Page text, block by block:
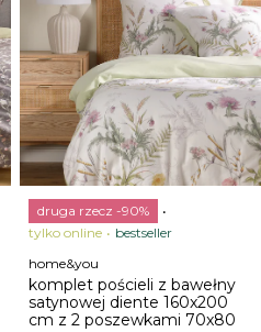
druga rzecz -90%
tylko online
bestseller
home&you
komplet pościeli z bawełny
satynowej diente 160x200
cm z 2 poszewkami 70x80